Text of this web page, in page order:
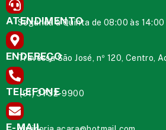
ATENDIMENTO
Segunda à Quinta de 08:00 às 14:00
ENDEREÇO
Travessa São José, nº 120, Centro,
TELEFONE
(91) 3732-9900
E-MAIL